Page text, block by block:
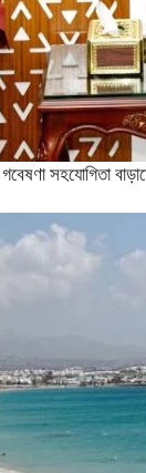
সহযোগিতা